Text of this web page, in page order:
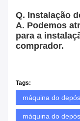
Q. Instalação
A. Podemos
para a
comprador.
Tags:
máquina do
máquina do